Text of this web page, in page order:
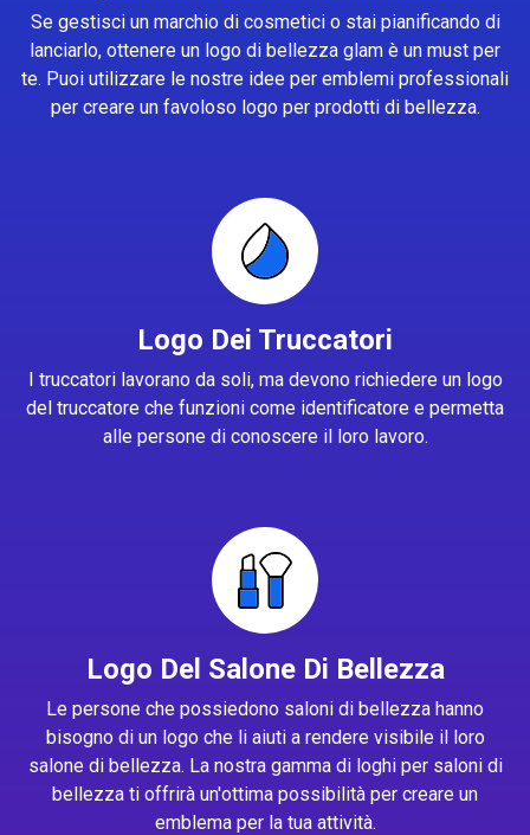
Se gestisci un marchio di cosmetici o stai pianificando di
lanciarlo, ottenere un logo di bellezza glam è un must per
te. Puoi utilizzare le nostre idee per emblemi professionali
per creare un favoloso logo per prodotti di bellezza.
Logo Dei Truccatori
I truccatori lavorano da soli, ma devono richiedere un logo
del truccatore che funzioni come identificatore e permetta
alle persone di conoscere il loro lavoro.
Logo Del Salone Di Bellezza
Le persone che possiedono saloni di bellezza hanno
bisogno di un logo che li aiuti a rendere visibile il loro
salone di bellezza. La nostra gamma di loghi per saloni di
bellezza ti offrirà un'ottima possibilità per creare un
emblema per la tua attività.